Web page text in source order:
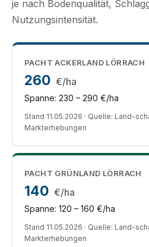
je nach Bodenqualität,
Nutzungsintensität.
PACHT ACKERLAND LÖRRACH
260 €/ha
Spanne: 230 – 290 €/ha
Stand 11.05.2026 · Quelle: Land-
Markterhebungen
PACHT GRÜNLAND LÖRRACH
140 €/ha
Spanne: 120 – 160 €/ha
Stand 11.05.2026 · Quelle: Land-
Markterhebungen